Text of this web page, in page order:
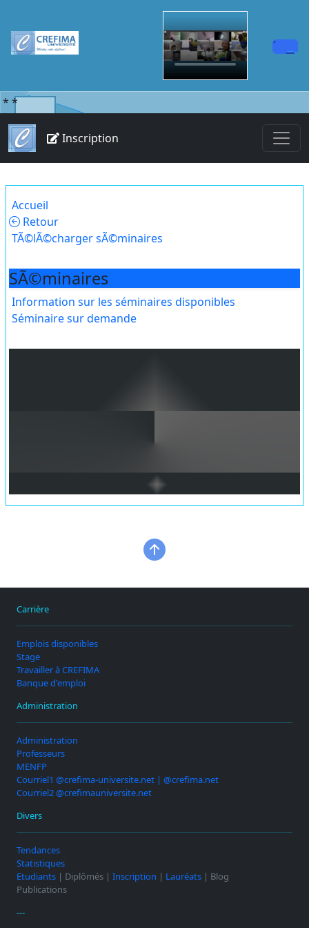
* *
Inscription
Accueil
Retour
TÃ©lÃ©charger sÃ©minaires
SÃ©minaires
Information sur les séminaires disponibles
Séminaire sur demande
Carrière
Emplois disponibles
Stage
Travailler à CREFIMA
Banque d'emploi
Administration
Administration
Professeurs
MENFP
Courriel1 @crefima-universite.net | @crefima.net
Courriel2 @crefimauniversite.net
Divers
Tendances
Statistiques
Etudiants | Diplômés | Inscription | Lauréats | Blog
Publications
---